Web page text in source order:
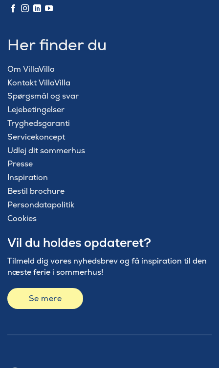
Her finder du
Om VillaVilla
Kontakt VillaVilla
Spørgsmål og svar
Lejebetingelser
Tryghedsgaranti
Servicekoncept
Udlej dit sommerhus
Presse
Inspiration
Bestil brochure
Persondatapolitik
Cookies
Vil du holdes opdateret?
Tilmeld dig vores nyhedsbrev og få inspiration til den
næste ferie i sommerhus!
Se mere